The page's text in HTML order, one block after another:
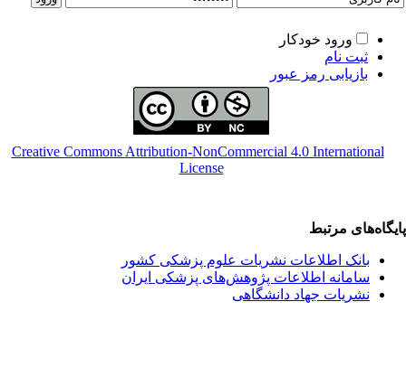
ورود خودکار
ثبت نام
بازیابی رمز عبور
Creative Commons Attribution-NonCommercial 4.0 International
License
مرتبط
بانک اطلاعات نشریات علوم پزشکی کشور
سامانه اطلاعات پژوهش‌های پزشکی ایران
نشریات جهاد دانشگاهی